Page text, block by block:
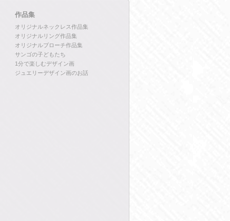
作品集
オリジナルネックレス作品集
オリジナルリング作品集
オリジナルブローチ作品集
サンゴの子どもたち
1分で楽しむデザイン画
ジュエリーデザイン画のお話